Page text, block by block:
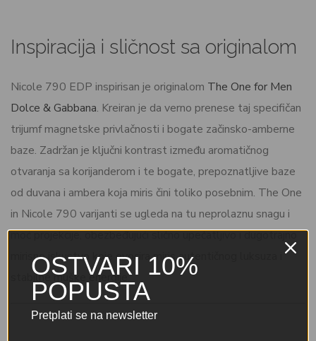
Inspiracija i sličnost sa originalom
Nicole 790 EDP inspirisan je originalom The One for Men
Dolce & Gabbana. Kreiran je da verno prenese taj specifičan
trijumf magnetske privlačnosti i bogate začinsko-amberne
baze. Zadržan je ključni kontrast između aromatičnog
otvaranja sa korijanderom i te bogate, prepoznatljive baze
od duvana i ambera koja miris čini toliko posebnim. The One
in Nicole 790 varijanti se ugleda na tu neprolaznu snagu i
moć projekcije, obezbeđujući slično upečatljivo i dugotrajno
mirisno iskustvo koje evocira miris autentičnog luksuza i
stabilne muške energije.
OSTVARI 10%
POPUSTA
Pretplati se na newsletter